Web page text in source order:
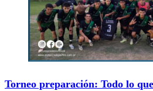
Torneo preparación: Todo lo